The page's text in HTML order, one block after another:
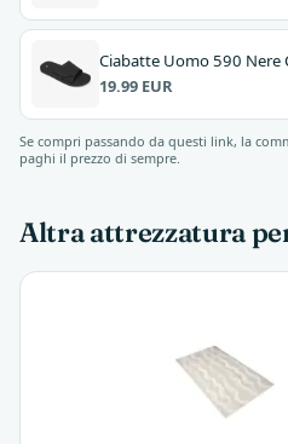
Ciabatte Uomo 590 Nere
19.99 EUR
Se compri passando da questi link, la
paghi il prezzo di sempre.
Altra attrezzatura